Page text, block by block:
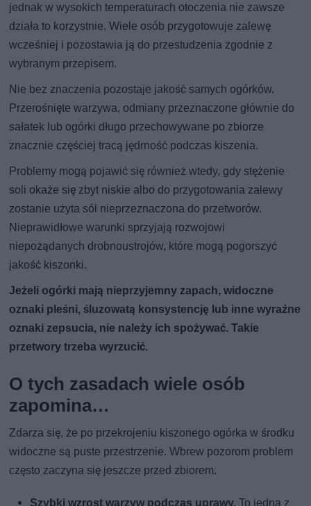
jednak w wysokich temperaturach otoczenia nie zawsze
działa to korzystnie. Wiele osób przygotowuje zalewę
wcześniej i pozostawia ją do przestudzenia zgodnie z
wybranym przepisem.
Nie bez znaczenia pozostaje jakość samych ogórków.
Przerośnięte warzywa, odmiany przeznaczone głównie do
sałatek lub ogórki długo przechowywane po zbiorze
znacznie częściej tracą jędrność podczas kiszenia.
Problemy mogą pojawić się również wtedy, gdy stężenie
soli okaże się zbyt niskie albo do przygotowania zalewy
zostanie użyta sól nieprzeznaczona do przetworów.
Nieprawidłowe warunki sprzyjają rozwojowi
niepożądanych drobnoustrojów, które mogą pogorszyć
jakość kiszonki.
Jeżeli ogórki mają nieprzyjemny zapach, widoczne
oznaki pleśni, śluzowatą konsystencję lub inne wyraźne
oznaki zepsucia, nie należy ich spożywać. Takie
przetwory trzeba wyrzucić.
O tych zasadach wiele osób
zapomina…
Zdarza się, że po przekrojeniu kiszonego ogórka w środku
widoczne są puste przestrzenie. Wbrew pozorom problem
często zaczyna się jeszcze przed zbiorem.
Szybki wzrost warzyw podczas uprawy. To jedna z